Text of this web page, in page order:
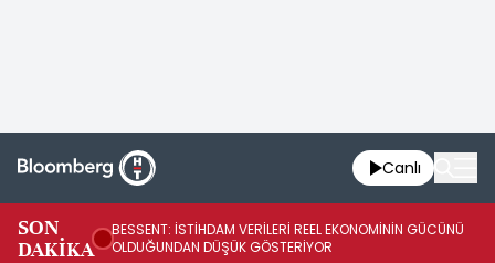
Canlı
SON
DAKİKA
BESSENT: İSTİHDAM VERİLERİ REEL EKONOMİNİN GÜCÜNÜ
OLDUĞUNDAN DÜŞÜK GÖSTERİYOR